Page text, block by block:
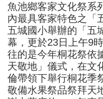
魚池鄉客家文化祭系
內最具客家特色之「
五城國小舉辦的「五
幕，更於23日上午9
往的是今年桐花祭依
天敬地」儀式，在文
倫帶領下舉行桐花季
敬備水果祭品祭拜天